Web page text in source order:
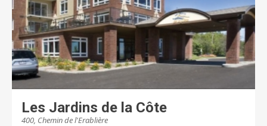
Les Jardins de la Côte
400, Chemin de l'Erablière